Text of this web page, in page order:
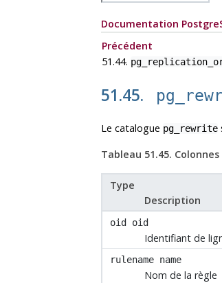
Documentation
Précédent
51.44.
51.45.
Le catalogue pg_rewrite
Tableau 51.45. Colonnes
Type
Description
oid oid
Identifiant de
rulename name
Nom de la règle